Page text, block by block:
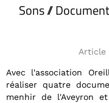
Sons //
Article
Avec l'association
réaliser quatre
menhir de l'Aveyron